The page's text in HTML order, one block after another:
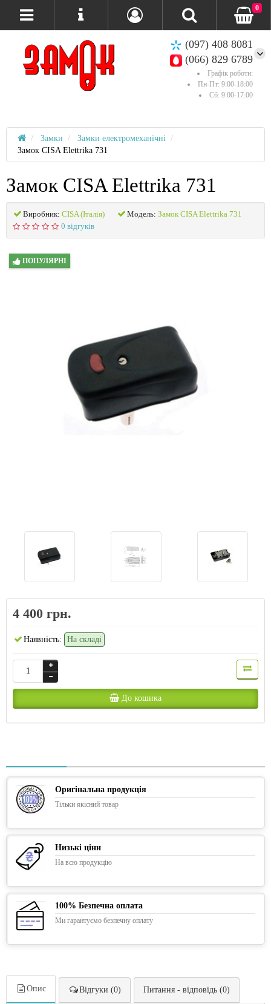
(097) 408 8081
(066) 829 6789
Графік роботи:
Пн-Пт: 9:00-18:00
Сб: 9:00-17:00
0
Замки
Замки електромеханічні
Замок CISA Elettrika 731
Замок CISA Elettrika 731
Виробник: CISA (Італія) Модель: Замок CISA Elettrika 731
0 відгуків
ПОПУЛЯРНІ
4 400 грн.
Наявність: На складі
До кошика
Оригінальна продукція
Тільки якісний товар
Низькі ціни
На всю продукцію
100% Безпечна оплата
Ми гарантуємо безпечну оплату
Опис Відгуки (0) Питання - відповідь (0)